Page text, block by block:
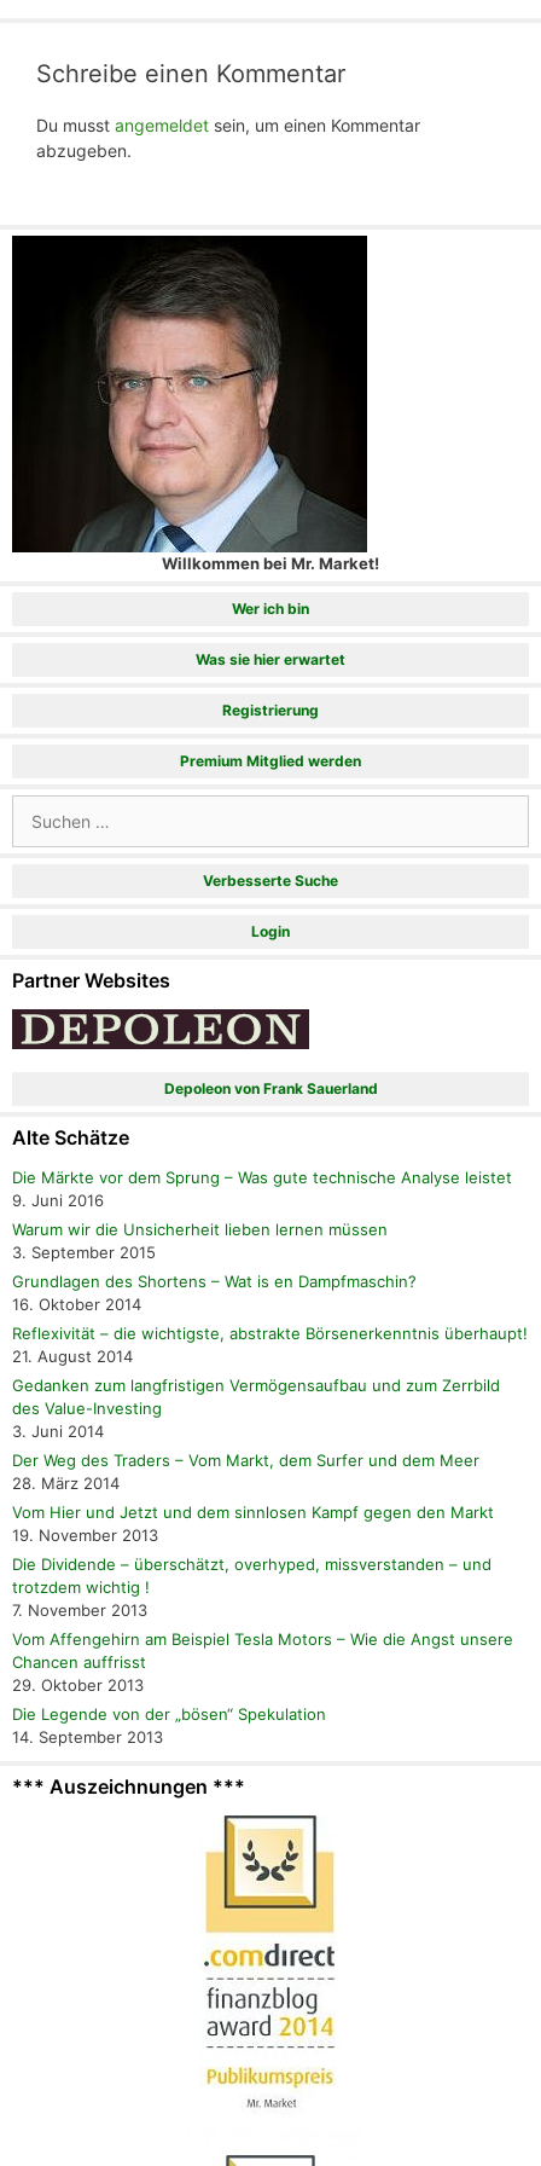
Schreibe einen Kommentar
Du musst angemeldet sein, um einen Kommentar
abzugeben.
Willkommen bei Mr. Market!
Wer ich bin
Was sie hier erwartet
Registrierung
Premium Mitglied werden
nach:
Verbesserte Suche
Login
Partner Websites
Depoleon von Frank Sauerland
Alte Schätze
Die Märkte vor dem Sprung – Was gute technische Analyse leistet
9. Juni 2016
Warum wir die Unsicherheit lieben lernen müssen
3. September 2015
Grundlagen des Shortens – Wat is en Dampfmaschin?
16. Oktober 2014
Reflexivität – die wichtigste, abstrakte Börsenerkenntnis überhaupt!
21. August 2014
Gedanken zum langfristigen Vermögensaufbau und zum Zerrbild
des Value-Investing
3. Juni 2014
Der Weg des Traders – Vom Markt, dem Surfer und dem Meer
28. März 2014
Vom Hier und Jetzt und dem sinnlosen Kampf gegen den Markt
19. November 2013
Die Dividende – überschätzt, overhyped, missverstanden – und
trotzdem wichtig !
7. November 2013
Vom Affengehirn am Beispiel Tesla Motors – Wie die Angst unsere
Chancen auffrisst
29. Oktober 2013
Die Legende von der „bösen“ Spekulation
14. September 2013
*** Auszeichnungen ***